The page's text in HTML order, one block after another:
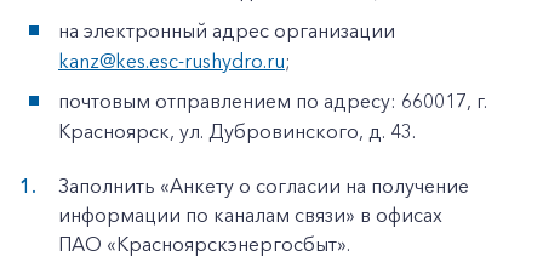
на электронный адрес организации
kanz@kes.esc-rushydro.ru;
почтовым отправлением по адресу: 660017, г.
Красноярск, ул. Дубровинского, д. 43.
Заполнить «Анкету о согласии на получение
информации по каналам связи» в офисах
ПАО «Красноярскэнергосбыт».